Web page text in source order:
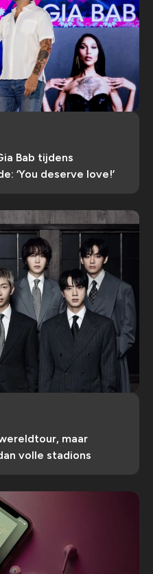
Bab tijdens
‘You deserve love!’
maar
volle stadions